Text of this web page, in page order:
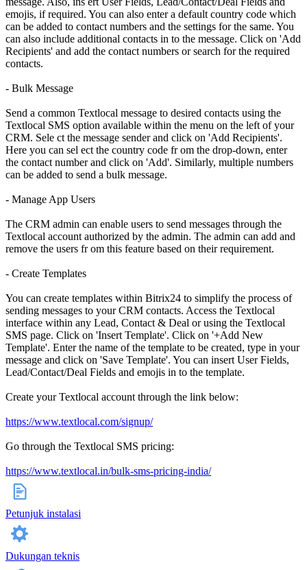
emojis, if required. You can also enter a default country code which
can be added to contact numbers and the settings for the same. You
can also include additional contacts in to the message. Click on 'Add
Recipients' and add the contact numbers or search for the required
contacts.
- Bulk Message
Send a common Textlocal message to desired contacts using the
Textlocal SMS option available within the menu on the left of your
CRM. Sele ct the message sender and click on 'Add Recipients'.
Here you can sel ect the country code fr om the drop-down, enter
the contact number and click on 'Add'. Similarly, multiple numbers
can be added to send a bulk message.
- Manage App Users
The CRM admin can enable users to send messages through the
Textlocal account authorized by the admin. The admin can add and
remove the users fr om this feature based on their requirement.
- Create Templates
You can create templates within Bitrix24 to simplify the process of
sending messages to your CRM contacts. Access the Textlocal
interface within any Lead, Contact & Deal or using the Textlocal
SMS page. Click on 'Insert Template'. Click on '+Add New
Template'. Enter the name of the template to be created, type in your
message and click on 'Save Template'. You can insert User Fields,
Lead/Contact/Deal Fields and emojis in to the template.
Create your Textlocal account through the link below:
https://www.textlocal.com/signup/
Go through the Textlocal SMS pricing:
https://www.textlocal.in/bulk-sms-pricing-india/
Petunjuk instalasi
Dukungan teknis